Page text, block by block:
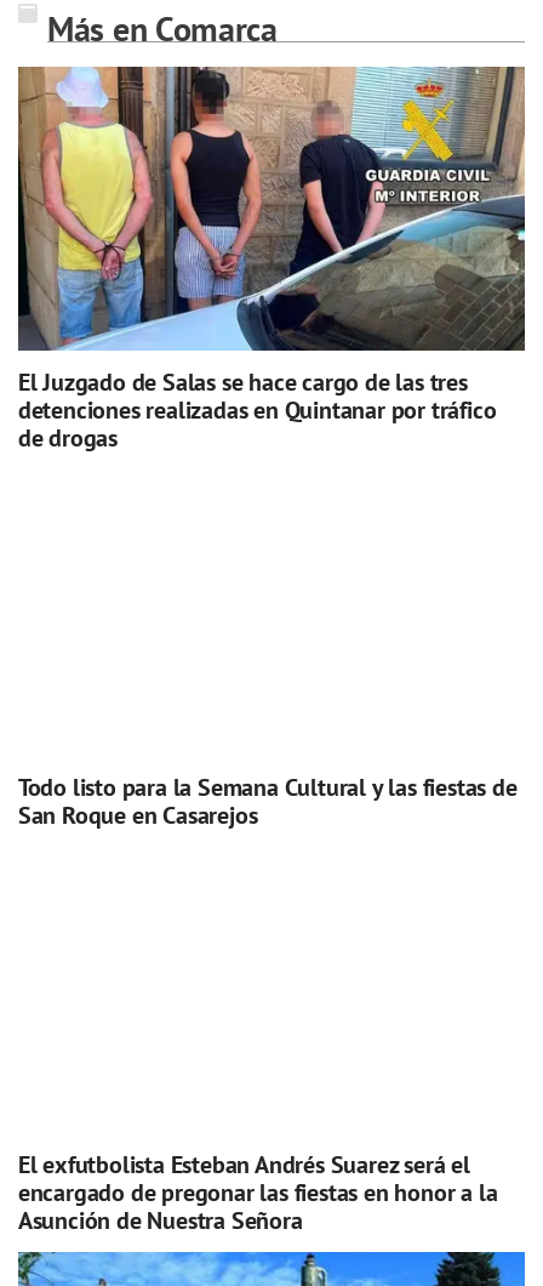
Más en Comarca
El Juzgado de Salas se hace cargo de las tres
detenciones realizadas en Quintanar por tráfico
de drogas
Todo listo para la Semana Cultural y las fiestas de
San Roque en Casarejos
El exfutbolista Esteban Andrés Suarez será el
encargado de pregonar las fiestas en honor a la
Asunción de Nuestra Señora